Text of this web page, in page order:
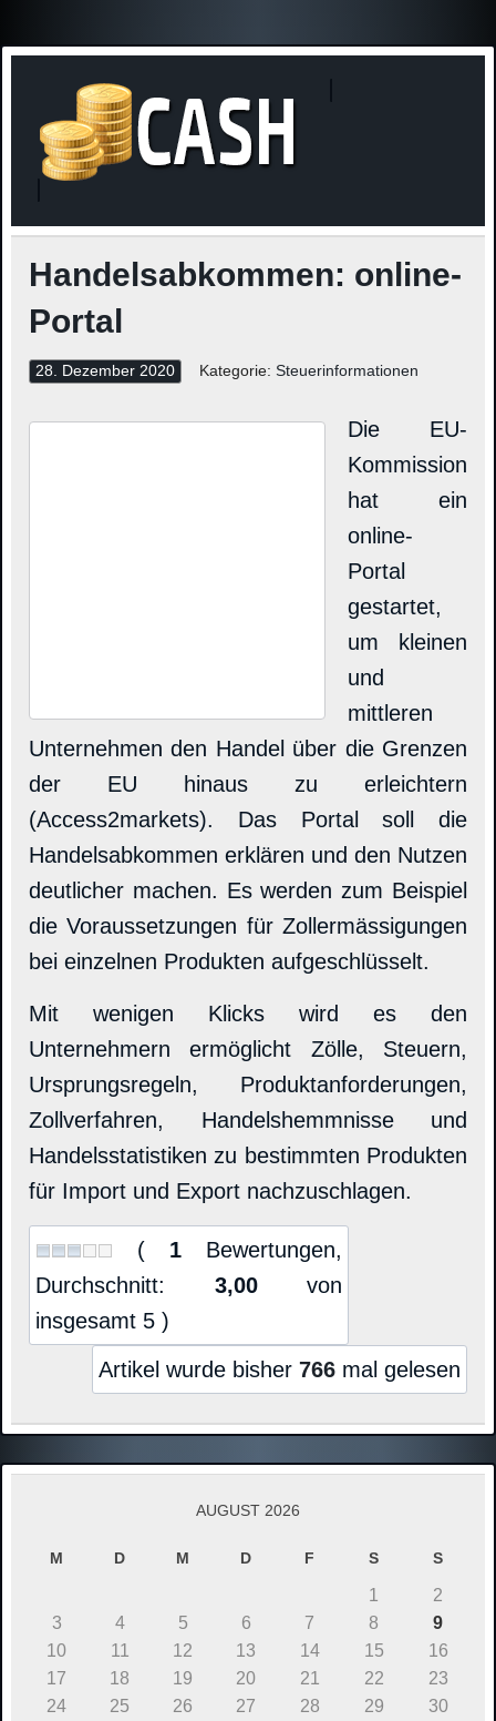
Handelsabkommen: online-
Portal
28. Dezember 2020 Kategorie: Steuerinformationen
Die EU-
Kommission
hat ein
online-
Portal
gestartet,
um kleinen
und
mittleren
Unternehmen den Handel über die Grenzen
der EU hinaus zu erleichtern
(Access2markets). Das Portal soll die
Handelsabkommen erklären und den Nutzen
deutlicher machen. Es werden zum Beispiel
die Voraussetzungen für Zollermässigungen
bei einzelnen Produkten aufgeschlüsselt.
Mit wenigen Klicks wird es den
Unternehmern ermöglicht Zölle, Steuern,
Ursprungsregeln, Produktanforderungen,
Zollverfahren, Handelshemmnisse und
Handelsstatistiken zu bestimmten Produkten
für Import und Export nachzuschlagen.
( 1 Bewertungen,
Durchschnitt: 3,00von
insgesamt 5 )
Artikel wurde bisher 766 mal gelesen
AUGUST 2026
M D M D F S S
1
2
3
4 5 6 7 8
9
10
11 12 13 14 15
16
17
18 19 20 21 22
23
24
25 26 27 28 29
30